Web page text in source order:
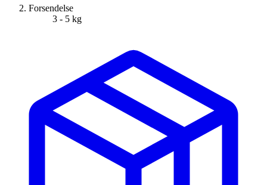
Forsendelse
3 - 5 kg